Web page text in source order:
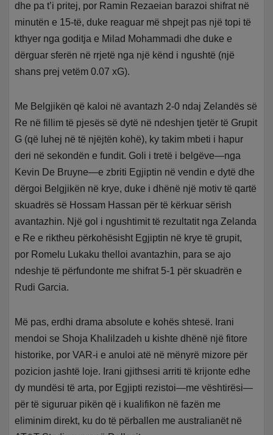
dhe pa t’i pritej, por Ramin Rezaeian barazoi shifrat në
minutën e 15-të, duke reaguar më shpejt pas një topi të
kthyer nga goditja e Milad Mohammadi dhe duke e
dërguar sferën në rrjetë nga një kënd i ngushtë (një
shans prej vetëm 0.07 xG).
Me Belgjikën që kaloi në avantazh 2-0 ndaj Zelandës së
Re në fillim të pjesës së dytë në ndeshjen tjetër të Grupit
G (që luhej në të njëjtën kohë), ky takim mbeti i hapur
deri në sekondën e fundit. Goli i tretë i belgëve—nga
Kevin De Bruyne—e zbriti Egjiptin në vendin e dytë dhe
dërgoi Belgjikën në krye, duke i dhënë një motiv të qartë
skuadrës së Hossam Hassan për të kërkuar sërish
avantazhin. Një gol i ngushtimit të rezultatit nga Zelanda
e Re e riktheu përkohësisht Egjiptin në krye të grupit,
por Romelu Lukaku thelloi avantazhin, para se ajo
ndeshje të përfundonte me shifrat 5-1 për skuadrën e
Rudi Garcia.
Më pas, erdhi drama absolute e kohës shtesë. Irani
mendoi se Shoja Khalilzadeh u kishte dhënë një fitore
historike, por VAR-i e anuloi atë në mënyrë mizore për
pozicion jashtë loje. Irani gjithsesi arriti të krijonte edhe
dy mundësi të arta, por Egjipti rezistoi—me vështirësi—
për të siguruar pikën që i kualifikon në fazën me
eliminim direkt, ku do të përballen me australianët në